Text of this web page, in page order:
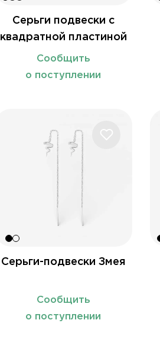
Серьги подвески с
квадратной пластиной
Сообщить
о поступлении
Серьги-подвески Змея
Сообщить
о поступлении